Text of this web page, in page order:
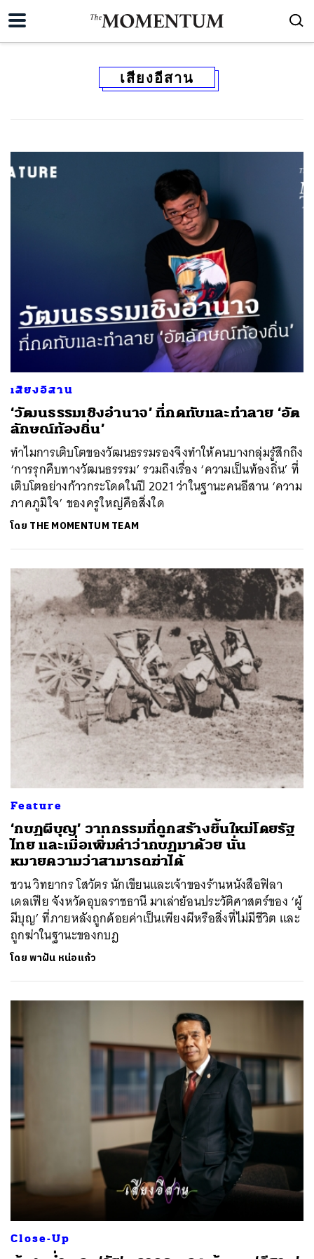
เสียงอีสาน
เสียงอีสาน
‘วัฒนธรรมเชิงอำนาจ’ ที่กดทับและทำลาย ‘อัต
ลักษณ์ท้องถิ่น’
ทำไมการเติบโตของวัฒนธรรมรองจึงทำให้คนบางกลุ่มรู้สึกถึง
‘การรุกคืบทางวัฒนธรรรม’ รวมถึงเรื่อง ‘ความเป็นท้องถิ่น’ ที่
เติบโตอย่างก้าวกระโดดในปี 2021 ว่าในฐานะคนอีสาน ‘ความ
ภาคภูมิใจ’ ของครูใหญ่คือสิ่งใด
โดย THE MOMENTUM TEAM
Feature
‘กบฏผีบุญ’ วาทกรรมที่ถูกสร้างขึ้นใหม่โดยรัฐ
ไทย และเมื่อเพิ่มคำว่ากบฏมาด้วย นั่น
หมายความว่าสามารถฆ่าได้
ชวน วิทยากร โสวัตร นักเขียนและเจ้าของร้านหนังสือฟิลา
เดลเฟีย จังหวัดอุบลราชธานี มาเล่าย้อนประวัติศาสตร์ของ ‘ผู้
มีบุญ’ ที่ภายหลังถูกด้อยค่าเป็นเพียงผีหรือสิ่งที่ไม่มีชีวิต และ
ถูกฆ่าในฐานะของกบฏ
โดยพาฝัน หน่อแก้ว
Close-Up